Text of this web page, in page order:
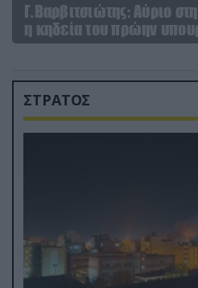
Γ.Βαρβιτσιώτης: Aύριο
η κηδεία του πρώην
ΣΤΡΑΤΟΣ